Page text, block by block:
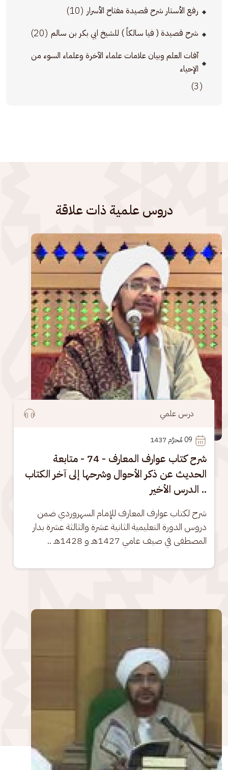
رفع الأستار شرح قصيدة مفتاح الأسرار (10)
شرح قصيدة ( فيا سالكاً ) للشيخ ابي بكر بن سالم (20)
آفات العلم وبيان علامات علماء الآخرة وعلماء السوء من
الإحياء
(3)
دروس علمية ذات علاقة
الصورة
درس علمي
09
شرح كتاب عوارف المعارف - 74 - متابعة
الحديث عن ذكر الأحوال وشرحها إلى آخر الكتاب
.. الدرس الأخير
شرح لكتاب عوارف المعارف للإمام السهروردي ضمن
دروس الدورة التعليمية الثانية عشرة والثالثة عشرة بدار
المصطفى في صيف عامي 1427هـ و 1428هـ ..
الصورة